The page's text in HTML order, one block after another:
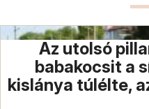
Az utolsó
babakocsit a
kislánya túlélte,